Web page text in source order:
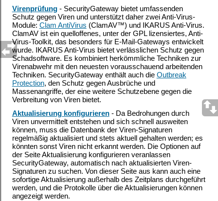
Virenprüfung- SecurityGateway bietet umfassenden
Schutz gegen Viren und unterstützt daher zwei Anti-Virus-
Module: Clam AntiVirus (ClamAV™) und IKARUS Anti-Virus.
ClamAV ist ein quelloffenes, unter der GPL lizensiertes, Anti-
Virus-Toolkit, das besonders für E-Mail-Gateways entwickelt
wurde. IKARUS Anti-Virus bietet verlässlichen Schutz gegen
Schadsoftware. Es kombiniert herkömmliche Techniken zur
Virenabwehr mit den neuesten vorausschauend arbeitenden
Techniken. SecurityGateway enthält auch die Outbreak
Protection, den Schutz gegen Ausbrüche und
Massenangriffe, der eine weitere Schutzebene gegen die
Verbreitung von Viren bietet.
Aktualisierung konfigurieren- Da Bedrohungen durch
Viren unvermittelt entstehen und sich schnell ausweiten
können, muss die Datenbank der Viren-Signaturen
regelmäßig aktualisiert und stets aktuell gehalten werden; es
könnten sonst Viren nicht erkannt werden. Die Optionen auf
der Seite Aktualisierung konfigurieren veranlassen
SecurityGateway, automatisch nach aktualisierten Viren-
Signaturen zu suchen. Von dieser Seite aus kann auch eine
sofortige Aktualisierung außerhalb des Zeitplans durchgeführt
werden, und die Protokolle über die Aktualisierungen können
angezeigt werden.